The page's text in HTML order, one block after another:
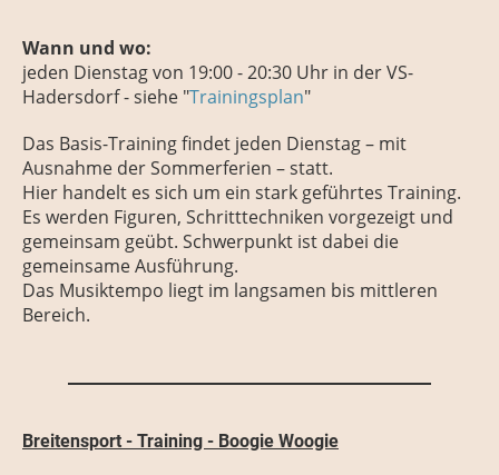
Wann und wo:
jeden Dienstagvon 19:00 - 20:30 Uhr in der VS-
Hadersdorf - siehe "Trainingsplan"
Das Basis-Training findet jeden Dienstag – mit
Ausnahme der Sommerferien – statt.
Hier handelt es sich um ein stark geführtes Training.
Es werden Figuren, Schritttechniken vorgezeigt und
gemeinsam geübt. Schwerpunkt ist dabei die
gemeinsame Ausführung.
Das Musiktempo liegt im langsamen bis mittleren
Bereich.
Breitensport - Training - Boogie Woogie